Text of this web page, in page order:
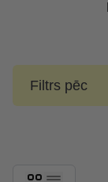
Filtrs pēc